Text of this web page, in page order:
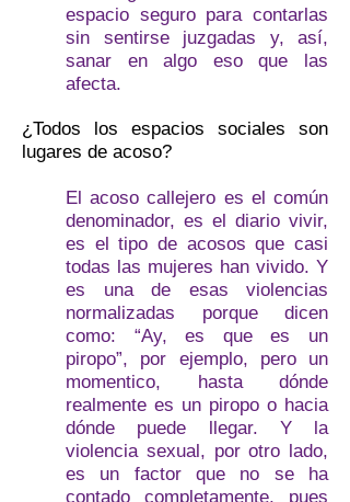
espacio seguro para contarlas
sin sentirse juzgadas y, así,
sanar en algo eso que las
afecta.
¿Todos los espacios sociales son
lugares de acoso?
El acoso callejero es el común
denominador, es el diario vivir,
es el tipo de acosos que casi
todas las mujeres han vivido. Y
es una de esas violencias
normalizadas porque dicen
como: “Ay, es que es un
piropo”, por ejemplo, pero un
momentico, hasta dónde
realmente es un piropo o hacia
dónde puede llegar. Y la
violencia sexual, por otro lado,
es un factor que no se ha
contado completamente, pues